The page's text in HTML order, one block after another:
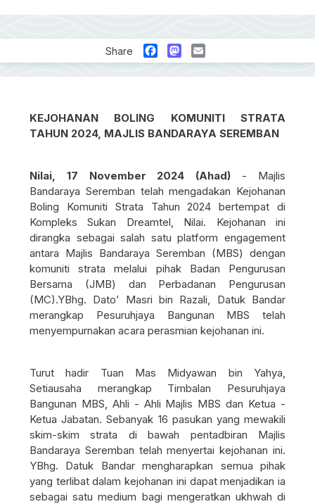
Share FacebookMastodon
Email
KEJOHANAN BOLING KOMUNITI STRATA
TAHUN 2024, MAJLIS BANDARAYA SEREMBAN
Nilai, 17 November 2024 (Ahad) - Majlis
Bandaraya Seremban telah mengadakan Kejohanan
Boling Komuniti Strata Tahun 2024 bertempat di
Kompleks Sukan Dreamtel, Nilai. Kejohanan ini
dirangka sebagai salah satu platform engagement
antara Majlis Bandaraya Seremban (MBS) dengan
komuniti strata melalui pihak Badan Pengurusan
Bersama (JMB) dan Perbadanan Pengurusan
(MC).YBhg. Dato’ Masri bin Razali, Datuk Bandar
merangkap Pesuruhjaya Bangunan MBS telah
menyempurnakan acara perasmian kejohanan ini.
Turut hadir Tuan Mas Midyawan bin Yahya,
Setiausaha merangkap Timbalan Pesuruhjaya
Bangunan MBS, Ahli - Ahli Majlis MBS dan Ketua -
Ketua Jabatan. Sebanyak 16 pasukan yang mewakili
skim-skim strata di bawah pentadbiran Majlis
Bandaraya Seremban telah menyertai kejohanan ini.
YBhg. Datuk Bandar mengharapkan semua pihak
yang terlibat dalam kejohanan ini dapat menjadikan ia
sebagai satu medium bagi mengeratkan ukhwah di